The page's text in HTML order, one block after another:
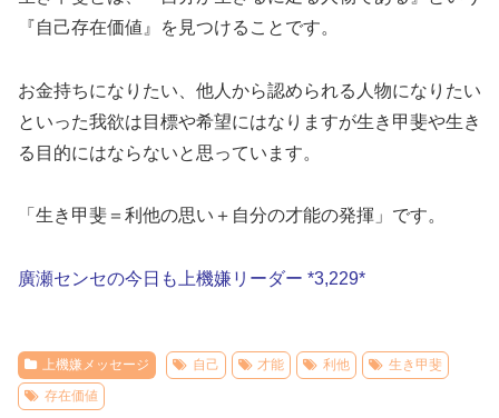
『自己存在価値』を見つけることです。
お金持ちになりたい、他人から認められる人物になりたい
といった我欲は目標や希望にはなりますが生き甲斐や生き
る目的にはならないと思っています。
「生き甲斐＝利他の思い＋自分の才能の発揮」です。
廣瀬センセの今日も上機嫌リーダー *3,229*
上機嫌メッセージ 自己 才能 利他
生き甲斐
存在価値